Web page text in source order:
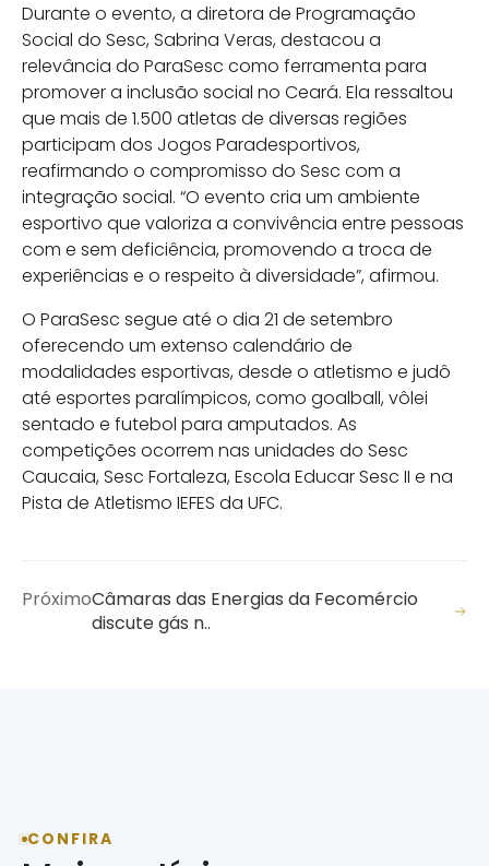
Durante o evento, a diretora de Programação
Social do Sesc, Sabrina Veras, destacou a
relevância do ParaSesc como ferramenta para
promover a inclusão social no Ceará. Ela ressaltou
que mais de 1.500 atletas de diversas regiões
participam dos Jogos Paradesportivos,
reafirmando o compromisso do Sesc com a
integração social. “O evento cria um ambiente
esportivo que valoriza a convivência entre pessoas
com e sem deficiência, promovendo a troca de
experiências e o respeito à diversidade”, afirmou.
O ParaSesc segue até o dia 21 de setembro
oferecendo um extenso calendário de
modalidades esportivas, desde o atletismo e judô
até esportes paralímpicos, como goalball, vôlei
sentado e futebol para amputados. As
competições ocorrem nas unidades do Sesc
Caucaia, Sesc Fortaleza, Escola Educar Sesc II e na
Pista de Atletismo IEFES da UFC.
PróximoCâmaras das Energias da Fecomércio
discute gás n..
CONFIRA